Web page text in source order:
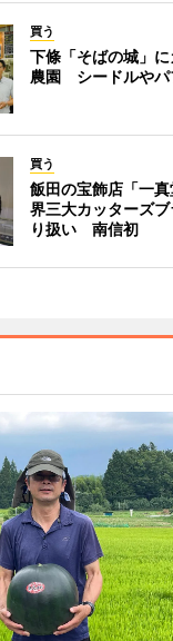
買う
下條「そばの城」
農園 シードルやパ
買う
飯田の宝飾店「一
界三大カッターズ
り扱い 南信初